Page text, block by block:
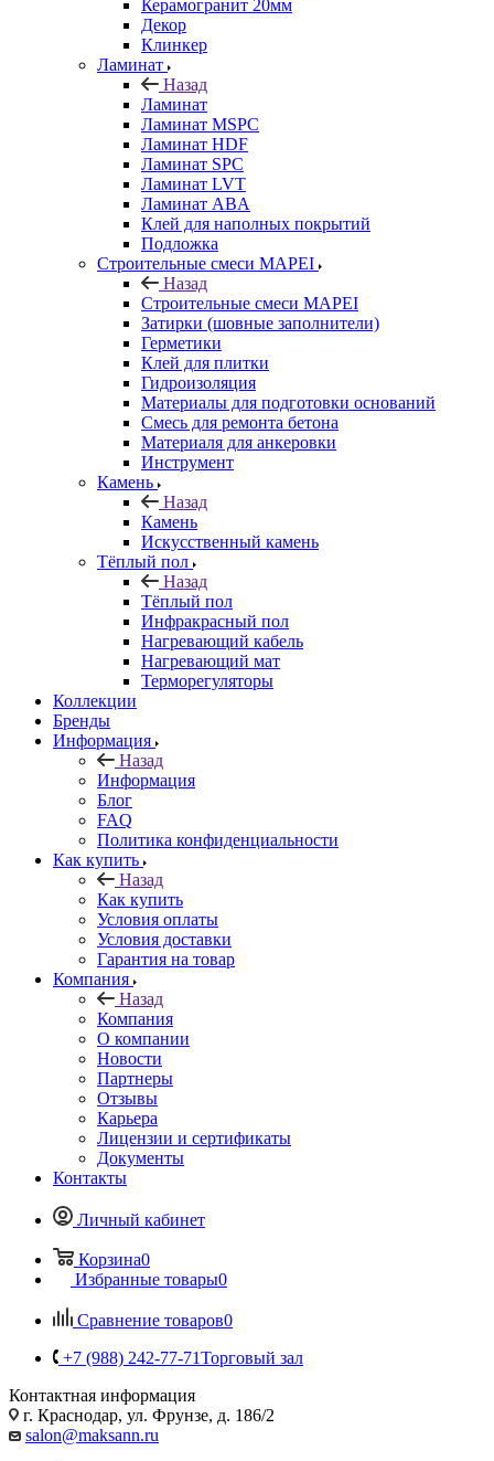
Керамогранит 20мм
Декор
Клинкер
Ламинат
Назад
Ламинат
Ламинат MSPC
Ламинат HDF
Ламинат SPC
Ламинат LVT
Ламинат ABA
Клей для наполных покрытий
Подложка
Строительные смеси MAPEI
Назад
Строительные смеси MAPEI
Затирки (шовные заполнители)
Герметики
Клей для плитки
Гидроизоляция
Материалы для подготовки оснований
Смесь для ремонта бетона
Материаля для анкеровки
Инструмент
Камень
Назад
Камень
Искусственный камень
Тёплый пол
Назад
Тёплый пол
Инфракрасный пол
Нагревающий кабель
Нагревающий мат
Терморегуляторы
Коллекции
Бренды
Информация
Назад
Информация
Блог
FAQ
Политика конфиденциальности
Как купить
Назад
Как купить
Условия оплаты
Условия доставки
Гарантия на товар
Компания
Назад
Компания
О компании
Новости
Партнеры
Отзывы
Карьера
Лицензии и сертификаты
Документы
Контакты
Личный кабинет
Корзина0
Избранные товары0
Сравнение товаров0
+7 (988) 242-77-71Торговый зал
Контактная информация
г. Краснодар, ул. Фрунзе, д. 186/2
salon@maksann.ru